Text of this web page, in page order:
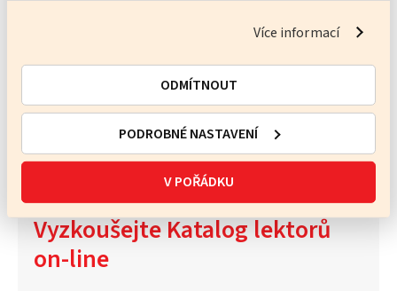
Více informací
V POŘÁDKU
PODROBNÉ NASTAVENÍ
ODMÍTNOUT
OBJEDNAT
Nejsme plátci DPH
Vyzkoušejte Katalog lektorů
on-line